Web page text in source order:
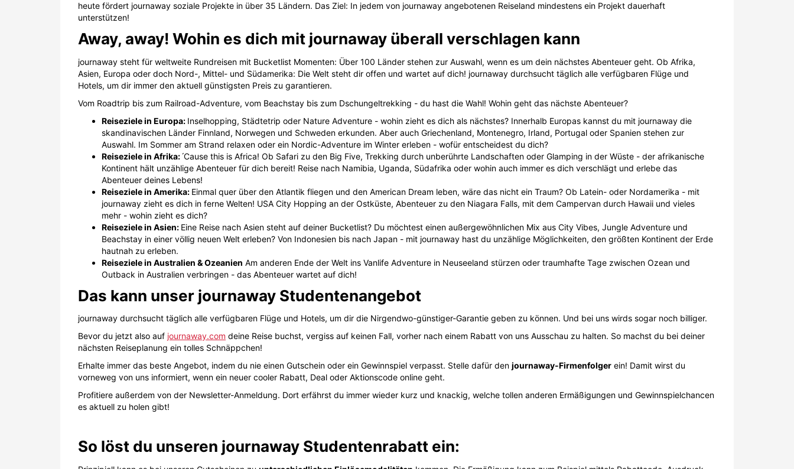
heute fördert journaway soziale Projekte in über 35 Ländern. Das Ziel: In jedem von journaway angebotenen Reiseland mindestens ein Projekt dauerhaft
unterstützen!
Away, away! Wohin es dich mit journaway überall verschlagen kann
journaway steht für weltweite Rundreisen mit Bucketlist Momenten: Über 100 Länder stehen zur Auswahl, wenn es um dein nächstes Abenteuer geht. Ob Afrika,
Asien, Europa oder doch Nord-, Mittel- und Südamerika: Die Welt steht dir offen und wartet auf dich! journaway durchsucht täglich alle verfügbaren Flüge und
Hotels, um dir immer den aktuell günstigsten Preis zu garantieren.
Vom Roadtrip bis zum Railroad-Adventure, vom Beachstay bis zum Dschungeltrekking - du hast die Wahl! Wohin geht das nächste Abenteuer?
Reiseziele in Europa: Inselhopping, Städtetrip oder Nature Adventure - wohin zieht es dich als nächstes? Innerhalb Europas kannst du mit journaway die
skandinavischen Länder Finnland, Norwegen und Schweden erkunden. Aber auch Griechenland, Montenegro, Irland, Portugal oder Spanien stehen zur
Auswahl. Im Sommer am Strand relaxen oder ein Nordic-Adventure im Winter erleben - wofür entscheidest du dich?
Reiseziele in Afrika:́Cause this is Africa! Ob Safari zu den Big Five, Trekking durch unberührte Landschaften oder Glamping in der Wüste - der afrikanische
Kontinent hält unzählige Abenteuer für dich bereit! Reise nach Namibia, Uganda, Südafrika oder wohin auch immer es dich verschlägt und erlebe das
Abenteuer deines Lebens!
Reiseziele in Amerika: Einmal quer über den Atlantik fliegen und den American Dream leben, wäre das nicht ein Traum? Ob Latein- oder Nordamerika - mit
journaway zieht es dich in ferne Welten! USA City Hopping an der Ostküste, Abenteuer zu den Niagara Falls, mit dem Campervan durch Hawaii und vieles
mehr - wohin zieht es dich?
Reiseziele in Asien: Eine Reise nach Asien steht auf deiner Bucketlist? Du möchtest einen außergewöhnlichen Mix aus City Vibes, Jungle Adventure und
Beachstay in einer völlig neuen Welt erleben? Von Indonesien bis nach Japan - mit journaway hast du unzählige Möglichkeiten, den größten Kontinent der Erde
hautnah zu erleben.
Reiseziele in Australien & Ozeanien Am anderen Ende der Welt ins Vanlife Adventure in Neuseeland stürzen oder traumhafte Tage zwischen Ozean und
Outback in Australien verbringen - das Abenteuer wartet auf dich!
Das kann unser journaway Studentenangebot
journaway durchsucht täglich alle verfügbaren Flüge und Hotels, um dir die Nirgendwo-günstiger-Garantie geben zu können. Und bei uns wirds sogar noch billiger.
Bevor du jetzt also auf journaway.com deine Reise buchst, vergiss auf keinen Fall, vorher nach einem Rabatt von uns Ausschau zu halten. So machst du bei deiner
nächsten Reiseplanung ein tolles Schnäppchen!
Erhalte immer das beste Angebot, indem du nie einen Gutschein oder ein Gewinnspiel verpasst. Stelle dafür den journaway-Firmenfolger ein! Damit wirst du
vorneweg von uns informiert, wenn ein neuer cooler Rabatt, Deal oder Aktionscode online geht.
Profitiere außerdem von der Newsletter-Anmeldung. Dort erfährst du immer wieder kurz und knackig, welche tollen anderen Ermäßigungen und Gewinnspielchancen
es aktuell zu holen gibt!
So löst du unseren journaway Studentenrabatt ein: